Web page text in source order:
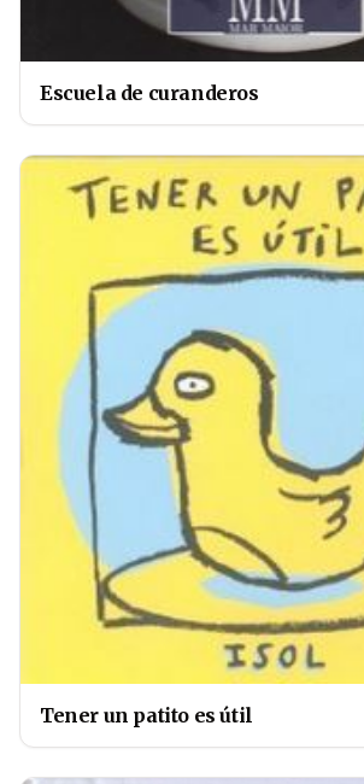
Escuela de curanderos
Tener un patito es útil